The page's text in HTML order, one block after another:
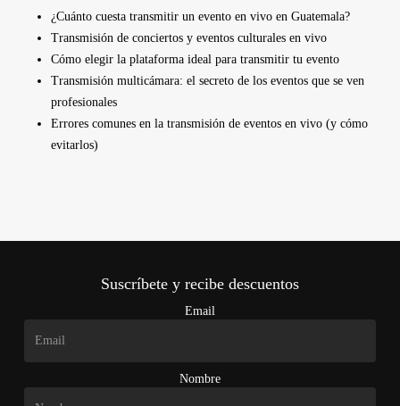
¿Cuánto cuesta transmitir un evento en vivo en Guatemala?
Transmisión de conciertos y eventos culturales en vivo
Cómo elegir la plataforma ideal para transmitir tu evento
Transmisión multicámara: el secreto de los eventos que se ven
profesionales
Errores comunes en la transmisión de eventos en vivo (y cómo
evitarlos)
Suscríbete y recibe descuentos
Email
Nombre